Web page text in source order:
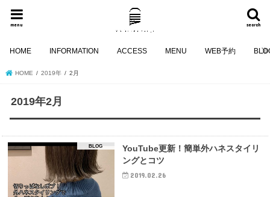
search
menu
HOME INFORMATION ACCESS MENU WEB予約
HOME 2019年 2月
2019年2月
BLOG
YouTube更新！簡単外ハネスタイリ
ングとコツ
2019.02.26